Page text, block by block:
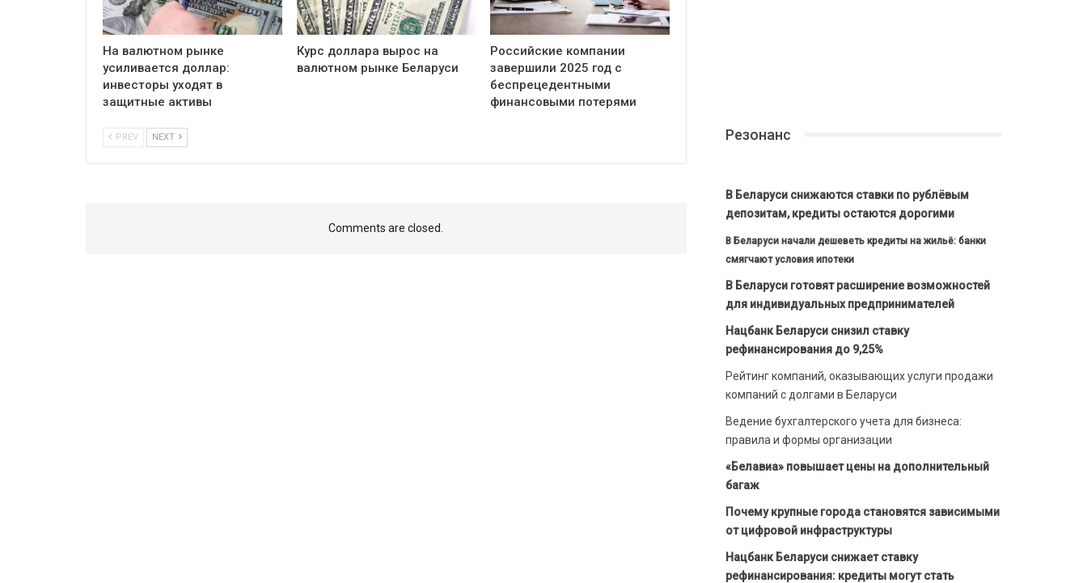
На валютном рынке
усиливается доллар:
инвесторы уходят в
защитные активы
Курс доллара вырос на
валютном рынке Беларуси
Российские компании
завершили 2025 год с
беспрецедентными
финансовыми потерями
PREV NEXT
Comments are closed.
Резонанс
В Беларуси снижаются ставки по рублёвым
депозитам, кредиты остаются дорогими
В Беларуси начали дешеветь кредиты на жильё: банки
смягчают условия ипотеки
В Беларуси готовят расширение возможностей
для индивидуальных предпринимателей
Нацбанк Беларуси снизил ставку
рефинансирования до 9,25%
Рейтинг компаний, оказывающих услуги продажи
компаний с долгами в Беларуси
Ведение бухгалтерского учета для бизнеса:
правила и формы организации
«Белавиа» повышает цены на дополнительный
багаж
Почему крупные города становятся зависимыми
от цифровой инфраструктуры
Нацбанк Беларуси снижает ставку
рефинансирования: кредиты могут стать